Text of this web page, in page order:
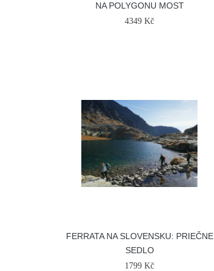
NA POLYGONU MOST
4349 Kč
FERRATA NA SLOVENSKU: PRIEČNE
SEDLO
1799 Kč